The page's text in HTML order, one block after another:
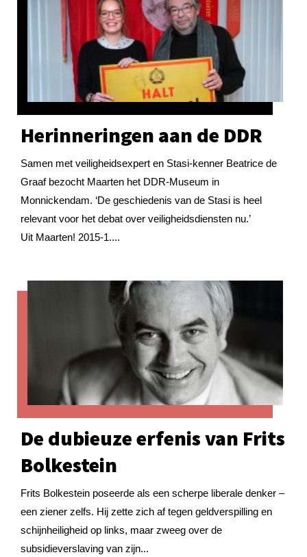
Herinneringen aan de DDR
Samen met veiligheidsexpert en Stasi-kenner Beatrice de
Graaf bezocht Maarten het DDR-Museum in
Monnickendam. ‘De geschiedenis van de Stasi is heel
relevant voor het debat over veiligheidsdiensten nu.’
Uit Maarten! 2015-1....
De dubieuze erfenis van Frits
Bolkestein
Frits Bolkestein poseerde als een scherpe liberale denker –
een ziener zelfs. Hij zette zich af tegen geldverspilling en
schijnheiligheid op links, maar zweeg over de
subsidieverslaving van zijn...